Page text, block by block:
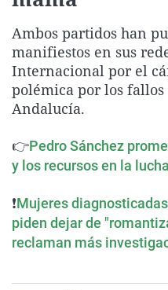
Ambos partidos han
manifiestos en sus
Internacional por el
polémica por los
Andalucía.
👉Pedro Sánchez
y los recursos en la
❗Mujeres
piden dejar de
reclaman más